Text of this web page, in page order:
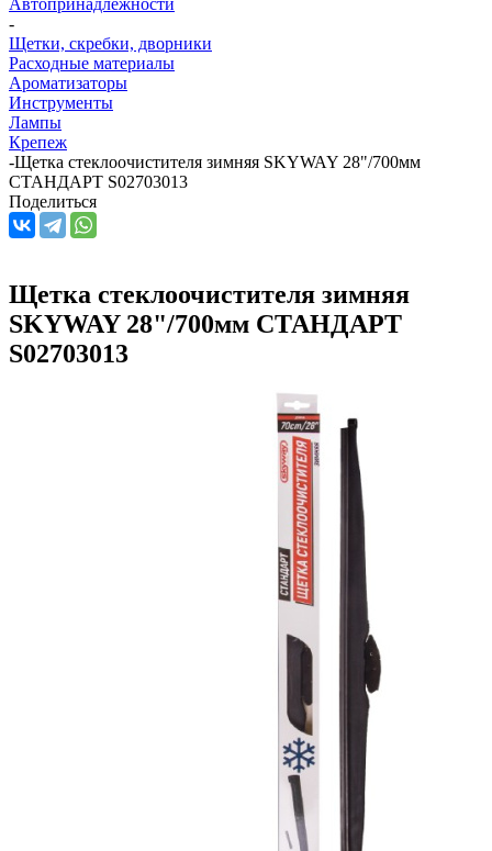
-
Щетки, скребки, дворники
Расходные материалы
Ароматизаторы
Инструменты
Лампы
Крепеж
-Щетка стеклоочистителя зимняя SKYWAY 28"/700мм
СТАНДАРТ S02703013
Поделиться
Щетка стеклоочистителя зимняя
SKYWAY 28"/700мм СТАНДАРТ
S02703013